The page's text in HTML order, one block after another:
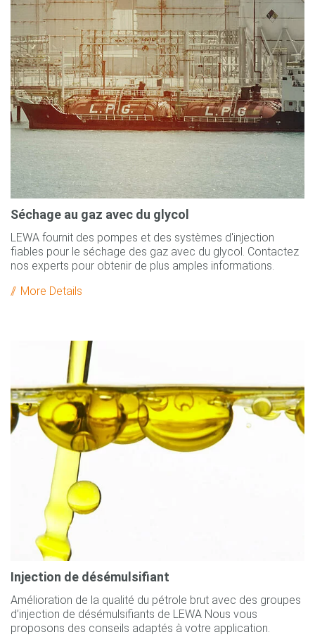
Séchage au gaz avec du glycol
LEWA fournit des pompes et des systèmes d'injection
fiables pour le séchage des gaz avec du glycol. Contactez
nos experts pour obtenir de plus amples informations.
More Details
Injection de désémulsifiant
Amélioration de la qualité du pétrole brut avec des groupes
d’injection de désémulsifiants de LEWA Nous vous
proposons des conseils adaptés à votre application.